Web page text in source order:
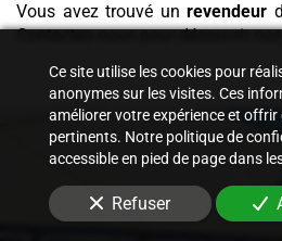
Vous avez trouvé un revendeur
Contactez-nous pour découvrir
Ce site utilise les cookies pour
anonymes sur les visites. Ces
améliorer votre expérience et
pertinents. Notre politique de
accessible en pied de page dans
Refuser